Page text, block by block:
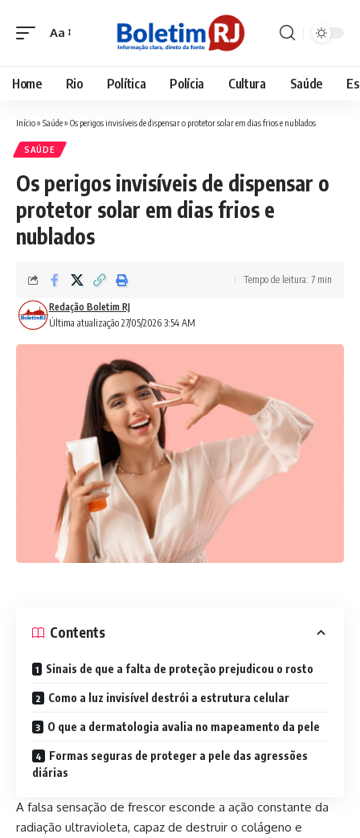
Font
Aa
Home Rio Política Polícia Cultura Saúde
Início» Saúde» Os perigos invisíveis de dispensar o protetor solar em dias frios e nublados
SAÚDE
Os perigos invisíveis de dispensar o
protetor solar em dias frios e
nublados
Última atualização 27/05/2026 3:54 AM
Redação Boletim RJ
Tempo de leitura: 7 min
Contents
Sinais de que a falta de proteção prejudicou o rosto
Como a luz invisível destrói a estrutura celular
O que a dermatologia avalia no mapeamento da pele
Formas seguras de proteger a pele das agressões
diárias
A falsa sensação de frescor esconde a ação constante da
radiação ultravioleta, capaz de destruir o colágeno e